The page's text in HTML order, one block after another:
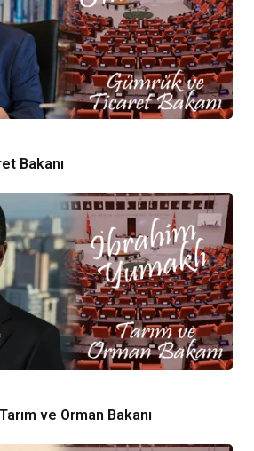
Bakanı
ve Orman Bakanı